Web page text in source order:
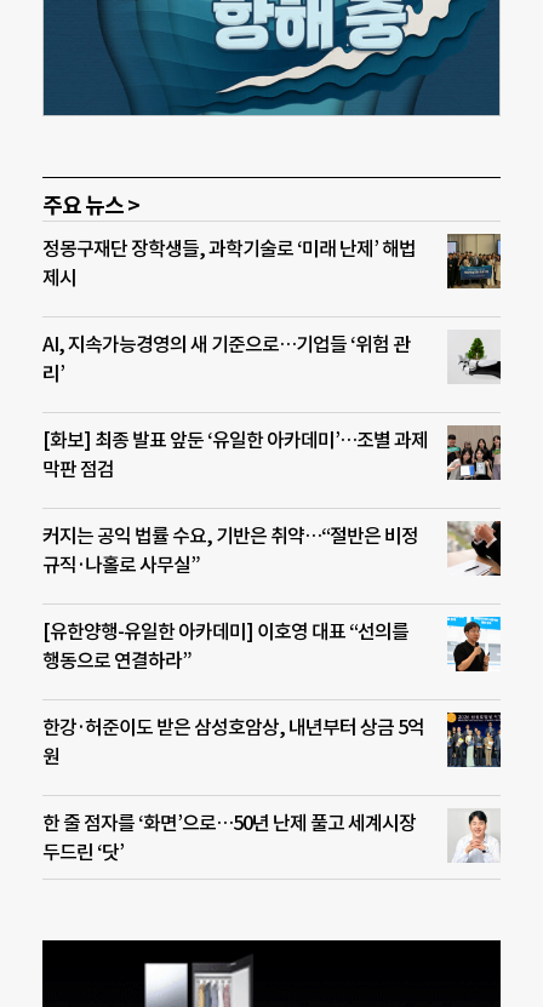
주요 뉴스 >
정몽구재단 장학생들, 과학기술로 ‘미래 난제’ 해법
제시
AI, 지속가능경영의 새 기준으로…기업들 ‘위험 관
리’
[화보] 최종 발표 앞둔 ‘유일한 아카데미’…조별 과제
막판 점검
커지는 공익 법률 수요, 기반은 취약…“절반은 비정
규직·나홀로 사무실”
[유한양행-유일한 아카데미] 이호영 대표 “선의를
행동으로 연결하라”
한강·허준이도 받은 삼성호암상, 내년부터 상금 5억
원
한 줄 점자를 ‘화면’으로…50년 난제 풀고 세계시장
두드린 ‘닷’